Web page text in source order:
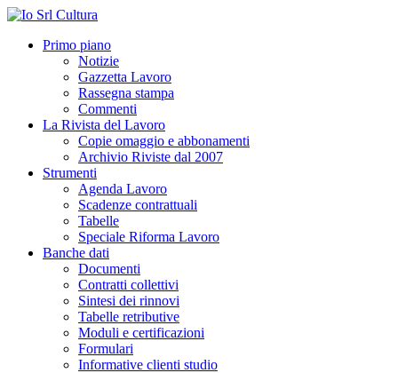
Primo piano
Notizie
Gazzetta Lavoro
Rassegna stampa
Commenti
La Rivista del Lavoro
Copie omaggio e abbonamenti
Archivio Riviste dal 2007
Strumenti
Agenda Lavoro
Scadenze contrattuali
Tabelle
Speciale Riforma Lavoro
Banche dati
Documenti
Contratti collettivi
Sintesi dei rinnovi
Tabelle retributive
Moduli e certificazioni
Formulari
Informative clienti studio